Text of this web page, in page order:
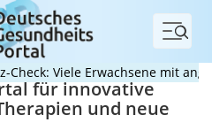
Menü
Viele Erwachsene mit
für innovative
und neue